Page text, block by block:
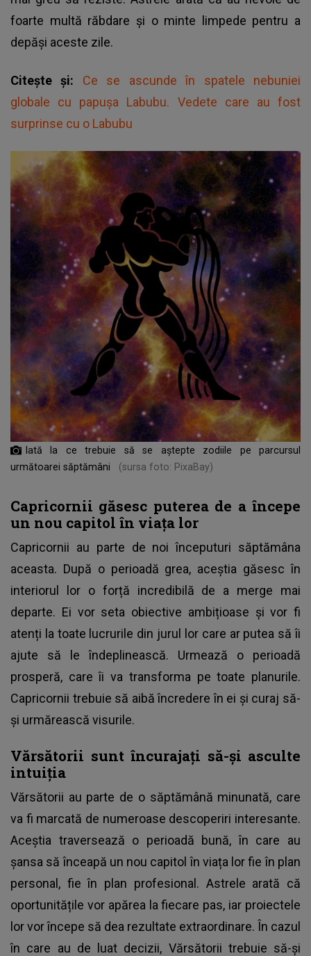
foarte multă răbdare și o minte limpede pentru a
depăși aceste zile.
Citește și: Ce se ascunde în spatele nebuniei
globale cu papușa Labubu. Vedete care au fost
surprinse cu o Labubu
Iată la ce trebuie să se aștepte zodiile pe parcursul
următoarei săptămâni
(sursa foto: PixaBay)
Capricornii găsesc puterea de a începe
un nou capitol în viața lor
Capricornii au parte de noi începuturi săptămâna
aceasta. După o perioadă grea, aceștia găsesc în
interiorul lor o forță incredibilă de a merge mai
departe. Ei vor seta obiective ambițioase și vor fi
atenți la toate lucrurile din jurul lor care ar putea să îi
ajute să le îndeplinească. Urmează o perioadă
prosperă, care îi va transforma pe toate planurile.
Capricornii trebuie să aibă încredere în ei și curaj să-
și urmărească visurile.
Vărsătorii sunt încurajați să-și asculte
intuiția
Vărsătorii au parte de o săptămână minunată, care
va fi marcată de numeroase descoperiri interesante.
Aceștia traversează o perioadă bună, în care au
șansa să înceapă un nou capitol în viața lor fie în plan
personal, fie în plan profesional. Astrele arată că
oportunitățile vor apărea la fiecare pas, iar proiectele
lor vor începe să dea rezultate extraordinare. În cazul
în care au de luat decizii, Vărsătorii trebuie să-și